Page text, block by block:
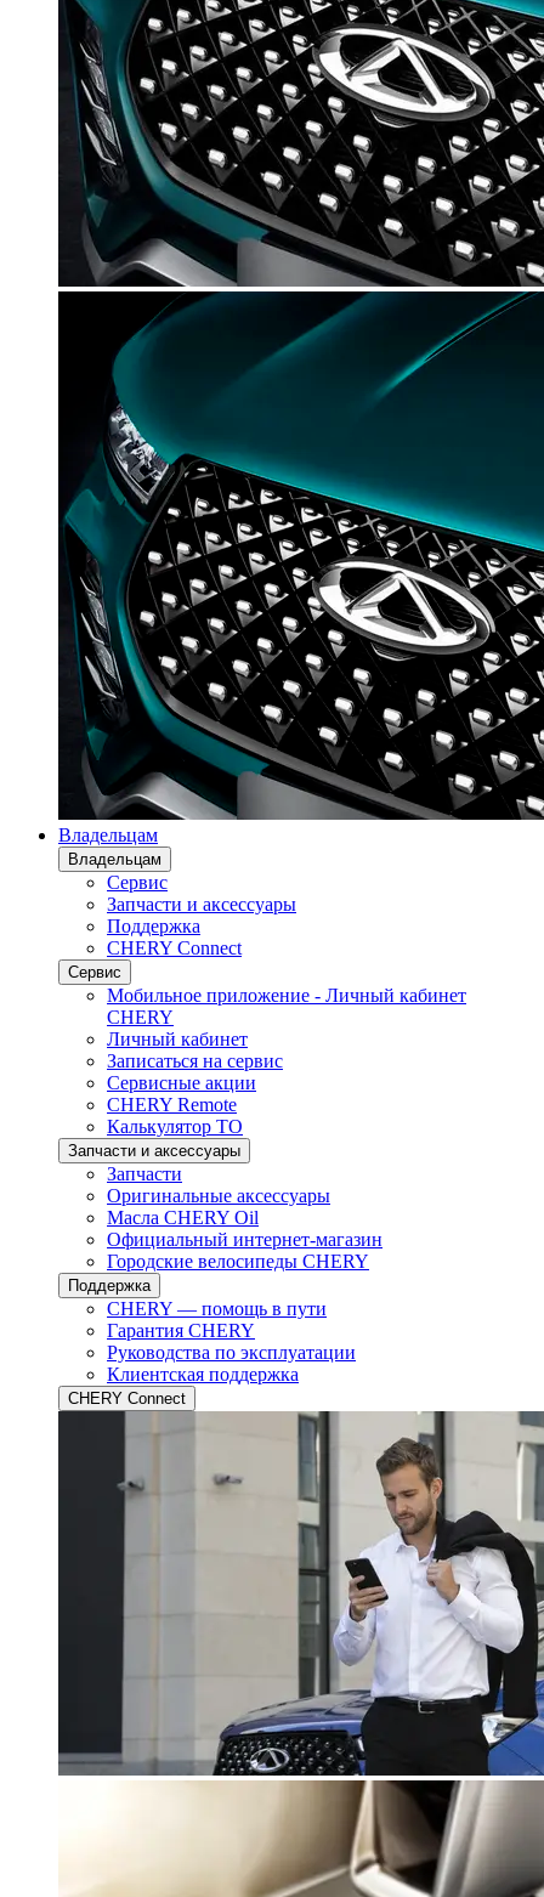
Владельцам
Владельцам
Сервис
Запчасти и аксессуары
Поддержка
CHERY Connect
Сервис
Мобильное приложение - Личный кабинет
CHERY
Личный кабинет
Записаться на сервис
Сервисные акции
CHERY Remote
Калькулятор ТО
Запчасти и аксессуары
Запчасти
Оригинальные аксессуары
Масла CHERY Oil
Официальный интернет-магазин
Городские велосипеды CHERY
Поддержка
CHERY — помощь в пути
Гарантия CHERY
Руководства по эксплуатации
Клиентская поддержка
CHERY Connect